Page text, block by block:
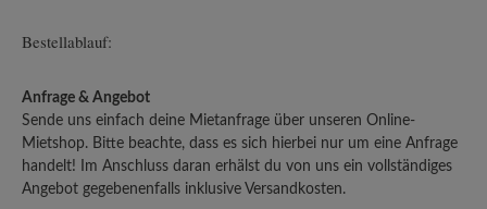
Bestellablauf:
Anfrage & Angebot
Sende uns einfach deine Mietanfrage über unseren Online-
Mietshop. Bitte beachte, dass es sich hierbei nur um eine Anfrage
handelt! Im Anschluss daran erhälst du von uns ein vollständiges
Angebot gegebenenfalls inklusive Versandkosten.